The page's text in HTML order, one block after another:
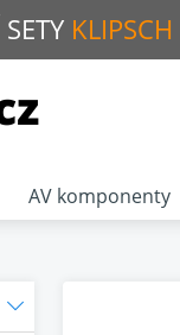
SETY KLIPSCH
AV komponenty